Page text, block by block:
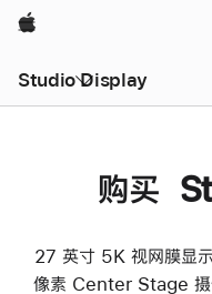
Apple
Studio Display
购买
27 英寸 5K 视网膜显
像素 Center Stage 摄